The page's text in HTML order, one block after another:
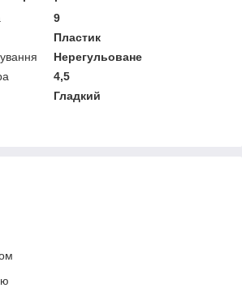
9
Пластик
Нерегульоване
4,5
Гладкий